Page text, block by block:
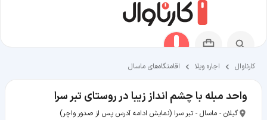
کارناوال اجاره ویلا اقامتگاه‌های ماسال
واحد مبله با چشم انداز زیبا در روستای تبر سرا
گیلان - ماسال - تبر سرا (نمایش ادامه آدرس پس از صدور واچر)